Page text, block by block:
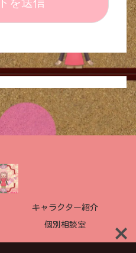
キャラクター紹介
個別相談室